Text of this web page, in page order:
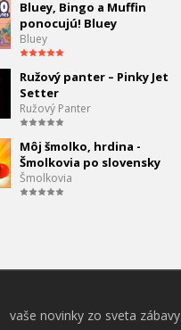
Bluey, Bingo a Muffin
ponocujú! Bluey
Bluey
Ružový panter – Pinky Jet
Setter
Ružový Panter
Môj šmolko, hrdina -
Šmolkovia po slovensky
Šmolkovia
vaše novinky zo sveta zábavy